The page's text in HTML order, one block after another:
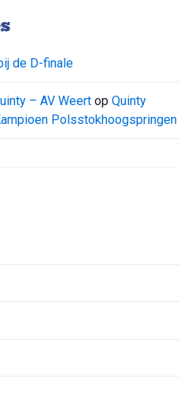
de D-finale
– AV Weert op Quinty
Polsstokhoogspringen